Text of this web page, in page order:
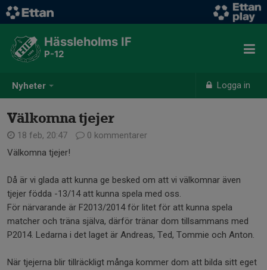
Nyheter Logga in
Hässleholms IF
P-12
Välkomna tjejer
18 feb, 20:47
0 kommentarer
Välkomna tjejer!
Då är vi glada att kunna ge besked om att vi välkomnar även
tjejer födda -13/14 att kunna spela med oss.
För närvarande är F2013/2014 för litet för att kunna spela
matcher och träna själva, därför tränar dom tillsammans med
P2014. Ledarna i det laget är Andreas, Ted, Tommie och Anton.
När tjejerna blir tillräckligt många kommer dom att bilda sitt eget